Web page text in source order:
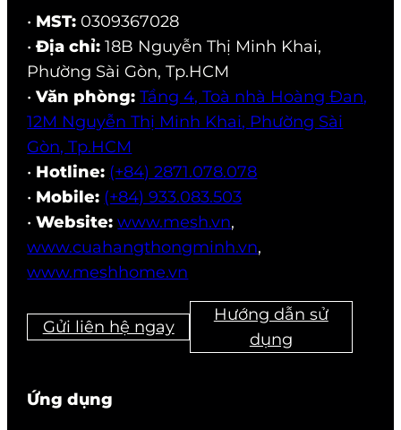
• MST: 0309367028
•Địa chỉ: 18B Nguyễn Thị Minh Khai,
Phường Sài Gòn, Tp.HCM
•Văn phòng: Tầng 4, Toà nhà Hoàng Đan,
12M Nguyễn Thị Minh Khai, Phường Sài
Gòn, Tp.HCM
• Hotline: (+84) 2871.078.078
• Mobile: (+84) 933.083.503
•Website: www.mesh.vn,
www.cuahangthongminh.vn,
www.meshhome.vn
Gửi liên hệ ngay
Hướng dẫn sử
dụng
Ứng dụng